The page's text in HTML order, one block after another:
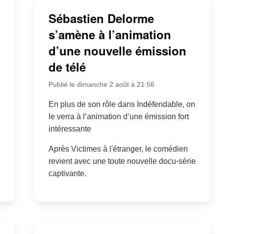
Sébastien Delorme
s’amène à l’animation
d’une nouvelle émission
de télé
Publié le dimanche 2 août à 21:56
En plus de son rôle dans Indéfendable, on
le verra à l’animation d’une émission fort
intéressante
Après Victimes à l'étranger, le comédien
revient avec une toute nouvelle docu-série
captivante.